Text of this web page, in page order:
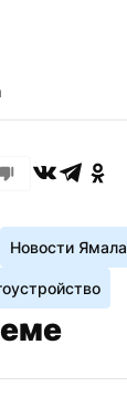
Новости Ямала